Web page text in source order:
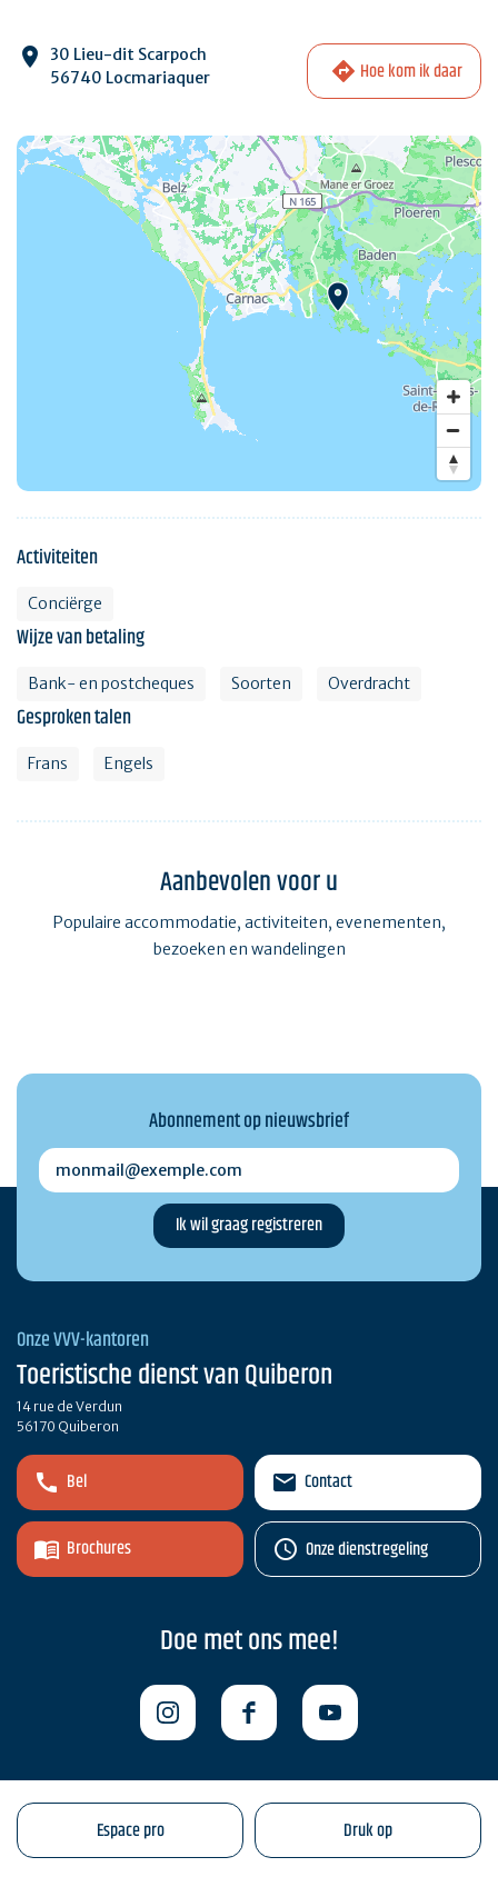
30 Lieu-dit Scarpoch
56740 Locmariaquer
Hoe kom ik daar
Activiteiten
Conciërge
Wijze van betaling
Bank- en postcheques Soorten Overdracht
Gesproken talen
Frans Engels
Aanbevolen voor u
Populaire accommodatie, activiteiten, evenementen,
bezoeken en wandelingen
Abonnement op nieuwsbrief
monmail@exemple.com
Onze VVV-kantoren
Toeristische dienst van Quiberon
14 rue de Verdun
56170 Quiberon
Bel
Brochures
Contact
Onze dienstregeling
Doe met ons mee!
Espace pro Druk op